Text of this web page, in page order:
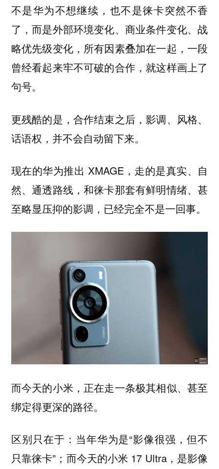
不是华为不想继续，也不是徕卡突然不香
了，而是外部环境变化、商业条件变化、战
略优先级变化，所有因素叠加在一起，一段
曾经看起来牢不可破的合作，就这样画上了
句号。
更残酷的是，合作结束之后，影调、风格、
话语权，并不会自动留下来。
现在的华为推出 XMAGE，走的是真实、自
然、通透路线，和徕卡那套有鲜明情绪、甚
至略显压抑的影调，已经完全不是一回事。
而今天的小米，正在走一条极其相似、甚至
绑定得更深的路径。
区别只在于：当年华为是“影像很强，但不
只靠徕卡”；而今天的小米 17 Ultra，是影像